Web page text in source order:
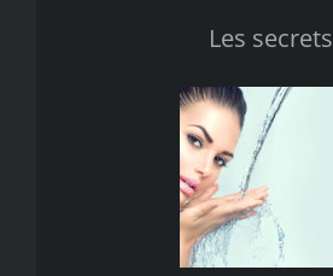
Les secrets